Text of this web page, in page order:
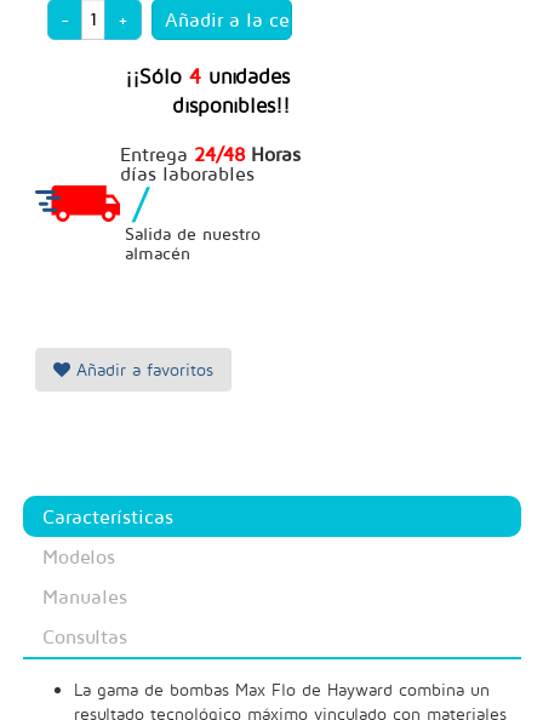
- +
¡¡Sólo 4 unidades
disponibles!!
Entrega 24/48 Horas
días laborables
/
Salida de nuestro
almacén
Añadir a favoritos
Características
Modelos
Manuales
Consultas
La gama de bombas Max Flo de Hayward combina un
resultado tecnológico máximo vinculado con materiales